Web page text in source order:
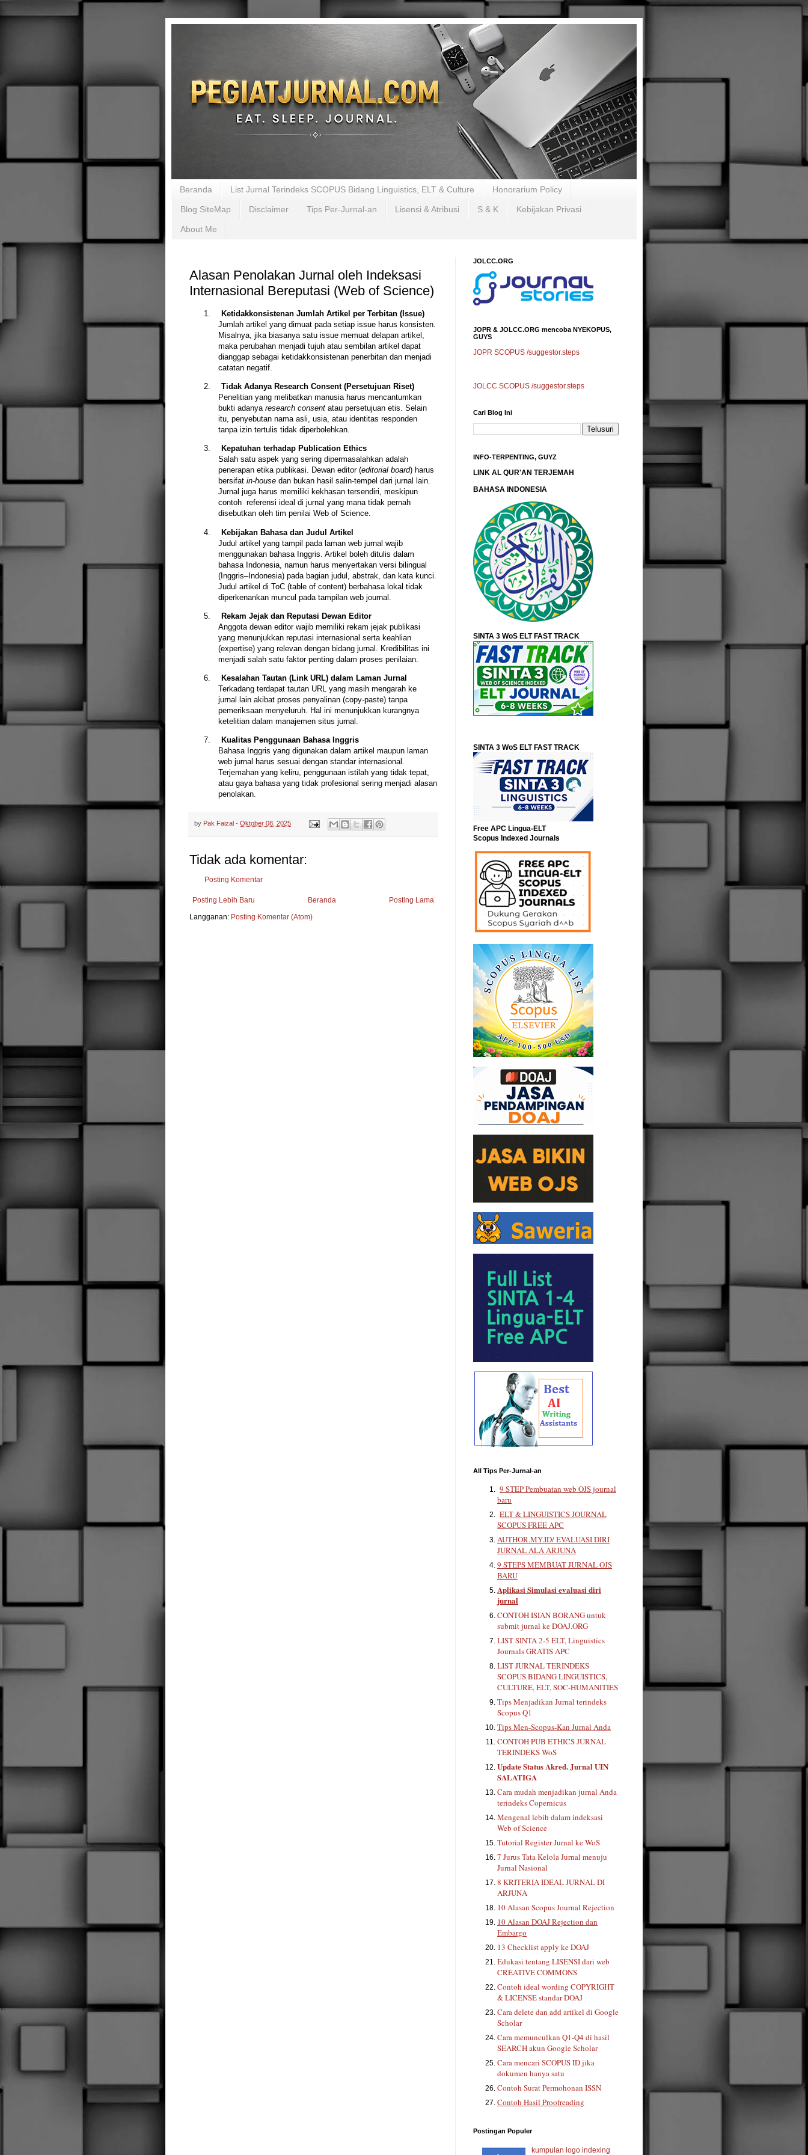
Beranda List Jurnal Terindeks SCOPUS Bidang Linguistics, ELT & Culture Honorarium Policy
Blog SiteMap Disclaimer Tips Per-Jurnal-an Lisensi & Atribusi S & K Kebijakan Privasi
About Me
Alasan Penolakan Jurnal oleh Indeksasi
Internasional Bereputasi (Web of Science)
1.
Ketidakkonsistenan Jumlah Artikel per Terbitan (Issue)
Jumlah artikel yang dimuat pada setiap issue harus konsisten.
Misalnya, jika biasanya satu issue memuat delapan artikel,
maka perubahan menjadi tujuh atau sembilan artikel dapat
dianggap sebagai ketidakkonsistenan penerbitan dan menjadi
catatan negatif.
2.
Tidak Adanya Research Consent (Persetujuan Riset)
Penelitian yang melibatkan manusia harus mencantumkan
bukti adanya research consent atau persetujuan etis. Selain
itu, penyebutan nama asli, usia, atau identitas responden
tanpa izin tertulis tidak diperbolehkan.
3.
Kepatuhan terhadap Publication Ethics
Salah satu aspek yang sering dipermasalahkan adalah
penerapan etika publikasi. Dewan editor (editorial board) harus
bersifat in-house dan bukan hasil salin-tempel dari jurnal lain.
Jurnal juga harus memiliki kekhasan tersendiri, meskipun
contoh referensi ideal di jurnal yang mana tidak pernah
disebutkan oleh tim penilai Web of Science.
4.
Kebijakan Bahasa dan Judul Artikel
Judul artikel yang tampil pada laman web jurnal wajib
menggunakan bahasa Inggris. Artikel boleh ditulis dalam
bahasa Indonesia, namun harus menyertakan versi bilingual
(Inggris–Indonesia) pada bagian judul, abstrak, dan kata kunci.
Judul artikel di ToC (table of content) berbahasa lokal tidak
diperkenankan muncul pada tampilan web journal.
5.
Rekam Jejak dan Reputasi Dewan Editor
Anggota dewan editor wajib memiliki rekam jejak publikasi
yang menunjukkan reputasi internasional serta keahlian
(expertise) yang relevan dengan bidang jurnal. Kredibilitas ini
menjadi salah satu faktor penting dalam proses penilaian.
6.
Kesalahan Tautan (Link URL) dalam Laman Jurnal
Terkadang terdapat tautan URL yang masih mengarah ke
jurnal lain akibat proses penyalinan (copy-paste) tanpa
pemeriksaan menyeluruh. Hal ini menunjukkan kurangnya
ketelitian dalam manajemen situs jurnal.
7.
Kualitas Penggunaan Bahasa Inggris
Bahasa Inggris yang digunakan dalam artikel maupun laman
web jurnal harus sesuai dengan standar internasional.
Terjemahan yang keliru, penggunaan istilah yang tidak tepat,
atau gaya bahasa yang tidak profesional sering menjadi alasan
penolakan.
by Pak Faizal - Oktober 08, 2025
Tidak ada komentar:
Posting Komentar
Posting Lebih Baru Posting Lama
Beranda
Langganan: Posting Komentar (Atom)
JOLCC.ORG
JOPR & JOLCC.ORG mencoba NYEKOPUS,
GUYS
JOPR SCOPUS /suggestor.steps
JOLCC SCOPUS /suggestor.steps
Cari Blog Ini
INFO-TERPENTING, GUYZ
LINK AL QUR'AN TERJEMAH
BAHASA INDONESIA
SINTA 3 WoS ELT FAST TRACK
SINTA 3 WoS ELT FAST TRACK
Free APC Lingua-ELT
Scopus Indexed Journals
All Tips Per-Jurnal-an
9 STEP Pembuatan web OJS journal
baru
ELT & LINGUISTICS JOURNAL
SCOPUS FREE APC
AUTHOR.MY.ID/ EVALUASI DIRI
JURNAL ALA ARJUNA
9 STEPS MEMBUAT JURNAL OJS
BARU
Aplikasi Simulasi evaluasi diri
jurnal
CONTOH ISIAN BORANG untuk
submit jurnal ke DOAJ.ORG
LIST SINTA 2-5 ELT, Linguistics
Journals GRATIS APC
LIST JURNAL TERINDEKS
SCOPUS BIDANG LINGUISTICS,
CULTURE, ELT, SOC-HUMANITIES
Tips Menjadikan Jurnal terindeks
Scopus Q1
Tips Men-Scopus-Kan Jurnal Anda
CONTOH PUB ETHICS JURNAL
TERINDEKS WoS
Update Status Akred. Jurnal UIN
SALATIGA
Cara mudah menjadikan jurnal Anda
terindeks Copernicus
Mengenal lebih dalam indeksasi
Web of Science
Tutorial Register Jurnal ke WoS
7 Jurus Tata Kelola Jurnal menuju
Jurnal Nasional
8 KRITERIA IDEAL JURNAL DI
ARJUNA
10 Alasan Scopus Journal Rejection
10 Alasan DOAJ Rejection dan
Embargo
13 Checklist apply ke DOAJ
Edukasi tentang LISENSI dari web
CREATIVE COMMONS
Contoh ideal wording COPYRIGHT
& LICENSE standar DOAJ
Cara delete dan add artikel di Google
Scholar
Cara memunculkan Q1-Q4 di hasil
SEARCH akun Google Scholar
Cara mencari SCOPUS ID jika
dokumen hanya satu
Contoh Surat Permohonan ISSN
Contoh Hasil Proofreading
Postingan Populer
kumpulan logo indexing